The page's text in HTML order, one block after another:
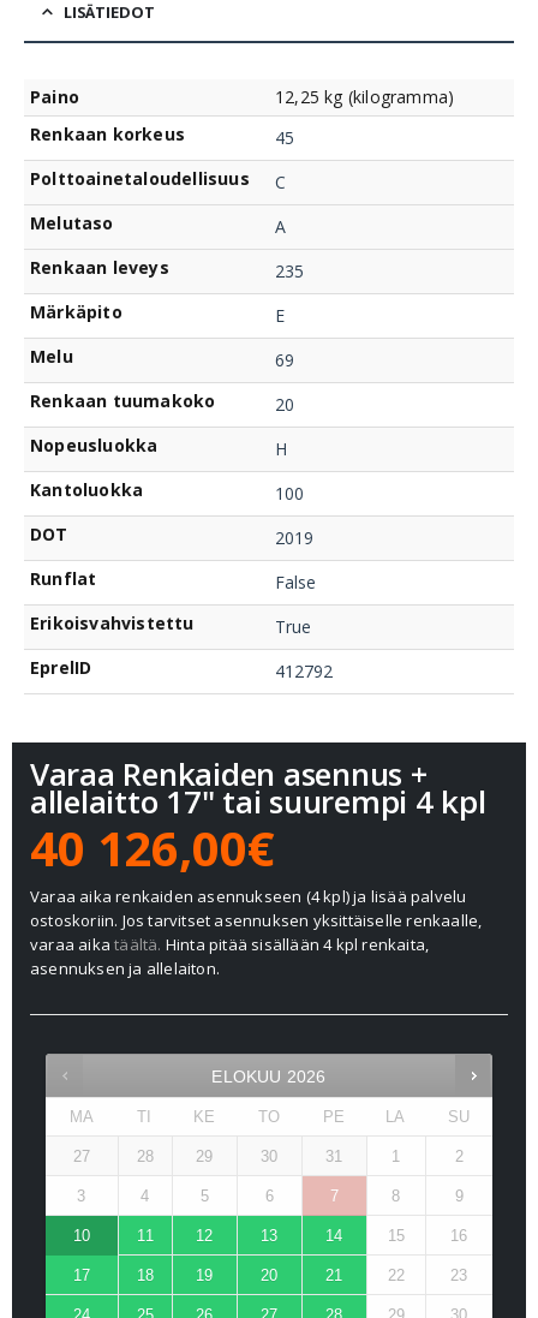
LISÄTIEDOT
Paino
12,25 kg (kilogramma)
Renkaan korkeus
45
Polttoainetaloudellisuus
C
Melutaso
A
Renkaan leveys
235
Märkäpito
E
Melu
69
Renkaan tuumakoko
20
Nopeusluokka
H
Kantoluokka
100
DOT
2019
Runflat
False
Erikoisvahvistettu
True
EprelID
412792
Varaa Renkaiden asennus +
allelaitto 17" tai suurempi 4 kpl
40 126,00€
Varaa aika renkaiden asennukseen (4 kpl) ja lisää palvelu
ostoskoriin. Jos tarvitset asennuksen yksittäiselle renkaalle,
varaa aikatäältä. Hinta pitää sisällään 4 kpl renkaita,
asennuksen ja allelaiton.
ELOKUU 2026
MA TI KE TO PE LA SU
27 28 29 30 31 1 2
3 4 5 6 7 8 9
10 11 12 13 14 15 16
17 18 19 20 21 22 23